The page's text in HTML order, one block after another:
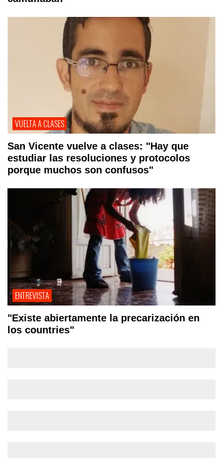
VUELTA A CLASES
San Vicente vuelve a clases: "Hay que
estudiar las resoluciones y protocolos
porque muchos son confusos"
ENTREVISTA
"Existe abiertamente la precarización en
los countries"